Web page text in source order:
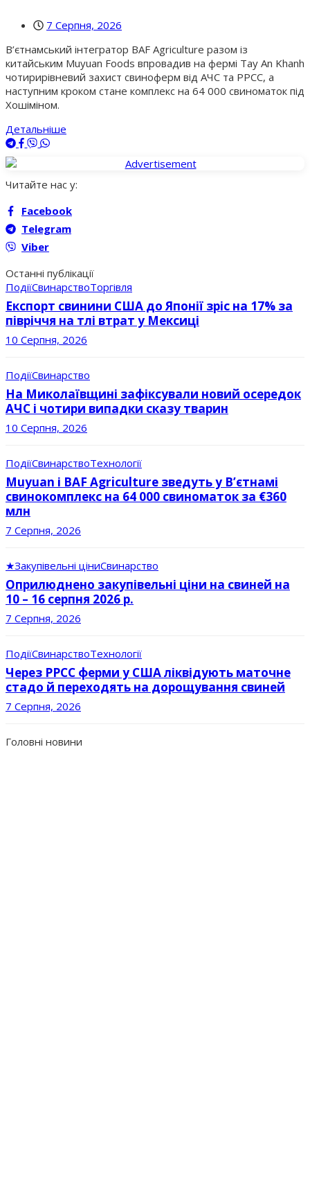
7 Серпня, 2026
В’єтнамський інтегратор BAF Agriculture разом із
китайським Muyuan Foods впровадив на фермі Tay An Khanh
чотирирівневий захист свиноферм від АЧС та РРСС, а
наступним кроком стане комплекс на 64 000 свиноматок під
Хошіміном.
Детальніше
Читайте нас у:
Facebook
Telegram
Viber
Останні публікації
ПодіїСвинарствоТоргівля
Експорт свинини США до Японії зріс на 17% за
півріччя на тлі втрат у Мексиці
10 Серпня, 2026
ПодіїСвинарство
На Миколаївщині зафіксували новий осередок
АЧС і чотири випадки сказу тварин
10 Серпня, 2026
ПодіїСвинарствоТехнології
Muyuan і BAF Agriculture зведуть у В’єтнамі
свинокомплекс на 64 000 свиноматок за €360
млн
7 Серпня, 2026
★Закупівельні ціниСвинарство
Оприлюднено закупівельні ціни на свиней на
10 – 16 серпня 2026 р.
7 Серпня, 2026
ПодіїСвинарствоТехнології
Через РРСС ферми у США ліквідують маточне
стадо й переходять на дорощування свиней
7 Серпня, 2026
Головні новини